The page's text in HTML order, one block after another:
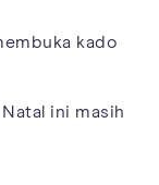
kado
ini masih